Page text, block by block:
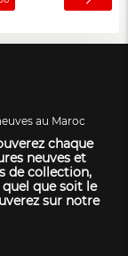
au Maroc
chaque
neuves et
de collection,
que soit le
sur notre